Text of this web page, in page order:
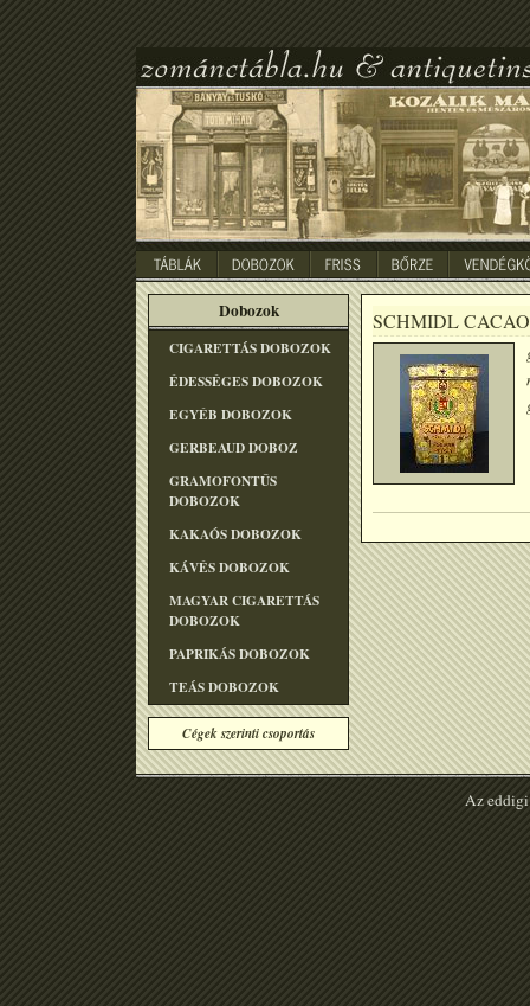
Dobozok
CIGARETTÁS DOBOZOK
ÉDESSÉGES DOBOZOK
EGYÉB DOBOZOK
GERBEAUD DOBOZ
GRAMOFONTÛS
DOBOZOK
KAKAÓS DOBOZOK
KÁVÉS DOBOZOK
MAGYAR CIGARETTÁS
DOBOZOK
PAPRIKÁS DOBOZOK
TEÁS DOBOZOK
Cégek szerinti csoportás
SCHMIDL
Az